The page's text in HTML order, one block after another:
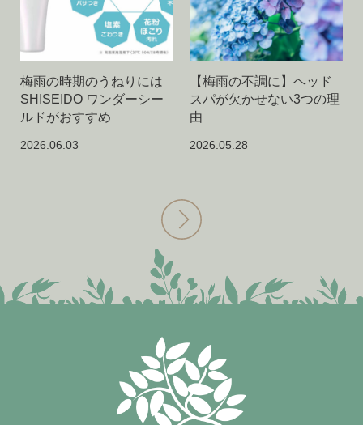
梅雨の時期のうねりには
SHISEIDO ワンダーシー
ルドがおすすめ
2026.06.03
【梅雨の不調に】ヘッド
スパが欠かせない3つの理
由
2026.05.28